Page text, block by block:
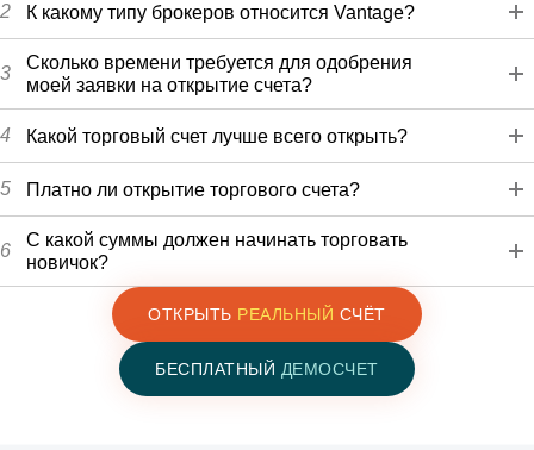
2 К какому типу брокеров относится Vantage?
3
Сколько времени требуется для одобрения
моей заявки на открытие счета?
4 Какой торговый счет лучше всего открыть?
5 Платно ли открытие торгового счета?
6
С какой суммы должен начинать торговать
новичок?
ОТКРЫТЬ РЕАЛЬНЫЙ СЧЁТ
БЕСПЛАТНЫЙ ДЕМОСЧЕТ